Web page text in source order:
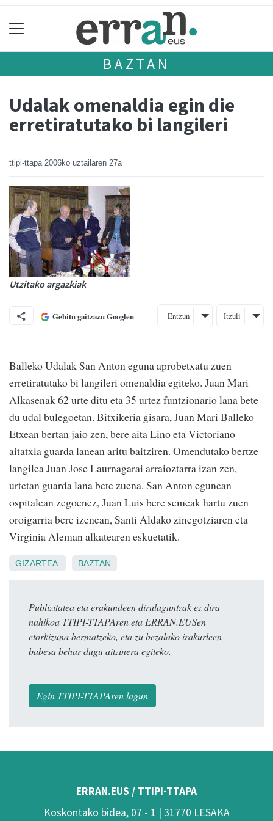
BAZTAN
Udalak omenaldia egin die
erretiratutako bi langileri
ttipi-ttapa 2006ko uztailaren 27a
Utzitako argazkiak
Gehitu gaitzazu Googlen Entzun Itzuli
Balleko Udalak San Anton eguna aprobetxatu zuen
erretiratutako bi langileri omenaldia egiteko. Juan Mari
Alkasenak 62 urte ditu eta 35 urtez funtzionario lana bete
du udal bulegoetan. Bitxikeria gisara, Juan Mari Balleko
Etxean bertan jaio zen, bere aita Lino eta Victoriano
aitatxia guarda lanean aritu baitziren. Omendutako bertze
langilea Juan Jose Laurnagarai arraioztarra izan zen,
urtetan guarda lana bete zuena. San Anton egunean
ospitalean zegoenez, Juan Luis bere semeak hartu zuen
oroigarria bere izenean, Santi Aldako zinegotziaren eta
Virginia Aleman alkatearen eskuetatik.
GIZARTEA BAZTAN
Publizitatea eta erakundeen dirulaguntzak ez dira
nahikoa TTIPI-TTAPAren eta ERRAN.EUSen
etorkizuna bermatzeko, eta zu bezalako irakurleen
babesa behar dugu aitzinera egiteko.
Egin TTIPI-TTAPAren lagun
ERRAN.EUS / TTIPI-TTAPA
Koskontako bidea, 07 - 1 | 31770 LESAKA